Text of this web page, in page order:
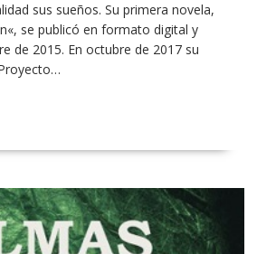
sus sueños. Su primera novela,
se publicó en formato digital y
de 2015. En octubre de 2017 su